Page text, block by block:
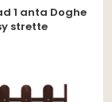
1 anta Doghe
strette